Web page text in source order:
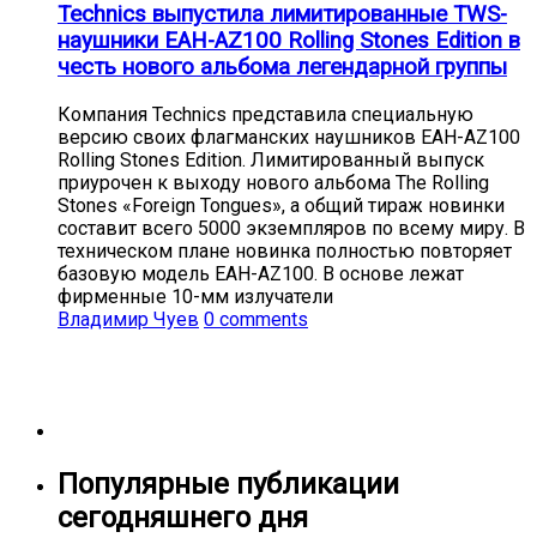
Technics выпустила лимитированные TWS-
наушники EAH-AZ100 Rolling Stones Edition в
честь нового альбома легендарной группы
Компания Technics представила специальную
версию своих флагманских наушников EAH-AZ100
Rolling Stones Edition. Лимитированный выпуск
приурочен к выходу нового альбома The Rolling
Stones «Foreign Tongues», а общий тираж новинки
составит всего 5000 экземпляров по всему миру. В
техническом плане новинка полностью повторяет
базовую модель EAH-AZ100. В основе лежат
фирменные 10-мм излучатели
Владимир Чуев 0 comments
Популярные публикации
сегодняшнего дня